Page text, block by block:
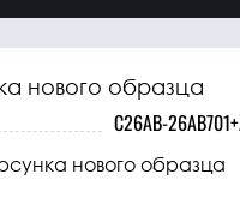
в
нового образца
C26AB-